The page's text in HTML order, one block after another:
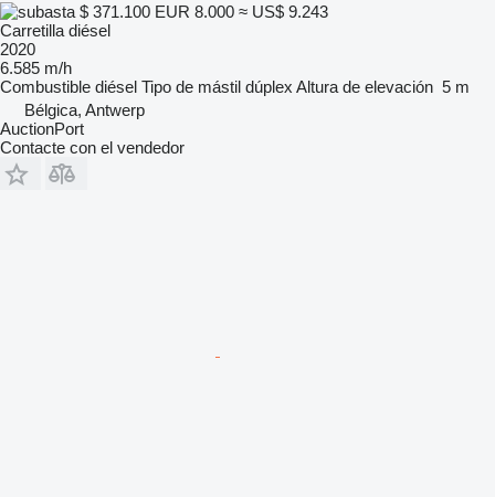
$ 371.100 EUR 8.000 ≈ US$ 9.243
Carretilla diésel
2020
6.585 m/h
Combustible diésel Tipo de mástil dúplex Altura de elevación 5 m
Bélgica, Antwerp
AuctionPort
Contacte con el vendedor